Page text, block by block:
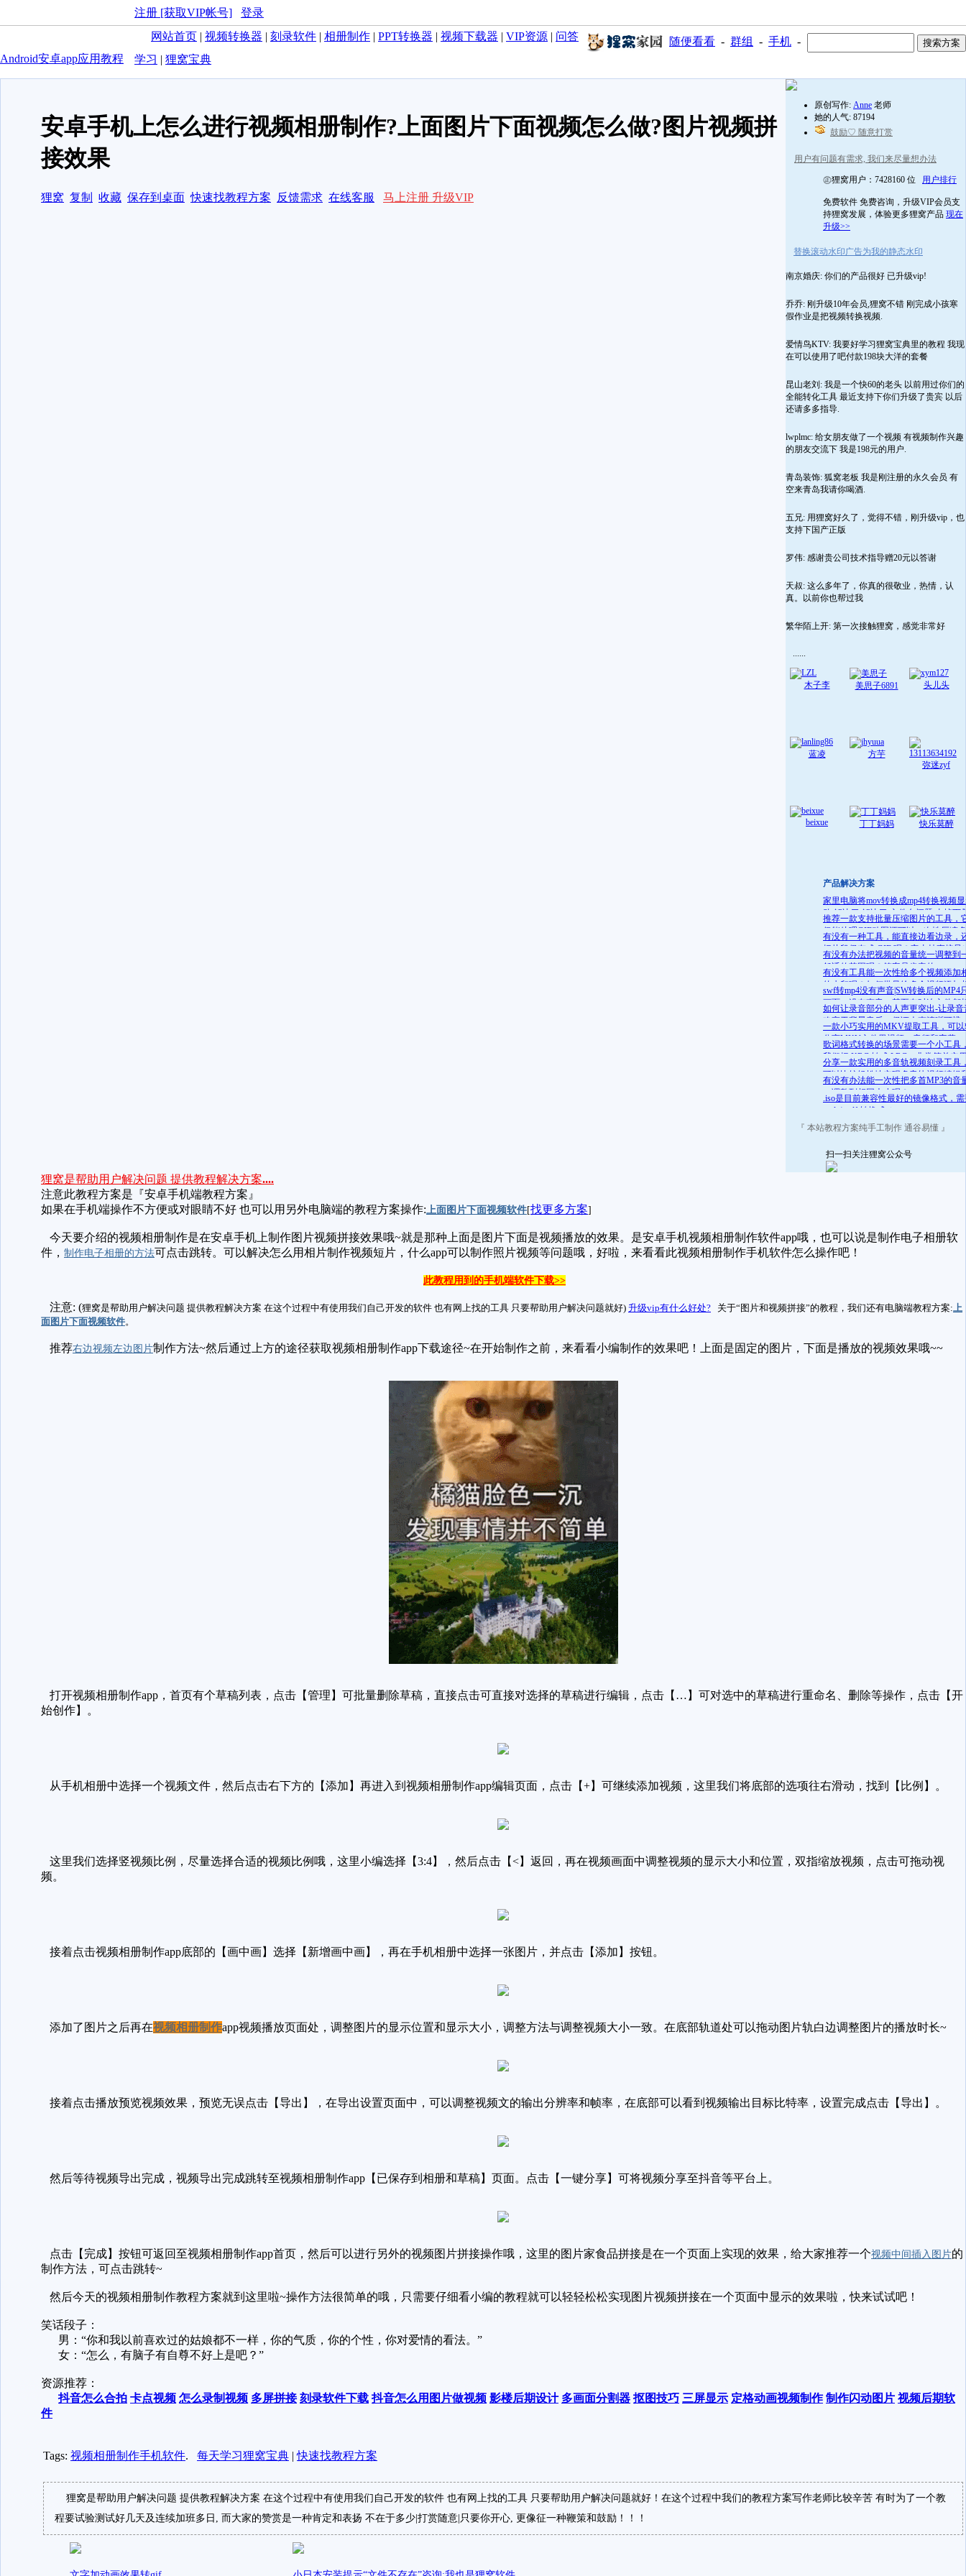
注册 [获取VIP帐号]
登录
网站首页 | 视频转换器 | 刻录软件 | 相册制作 | PPT转换器 | 视频下载器 | VIP资源 | 问答
学习 | 狸窝宝典
随便看看 - 群组 - 手机 -
Android安卓app应用教程
原创写作: Anne 老师
她的人气: 87194
鼓励♡ 随意打赏
用户有问题有需求, 我们来尽量想办法
㊣狸窝用户：7428160 位 用户排行
免费软件 免费咨询，升级VIP会员支
持狸窝发展，体验更多狸窝产品 现在
升级>>
替换滚动水印广告为我的静态水印
南京婚庆: 你们的产品很好 已升级vip!
乔乔: 刚升级10年会员,狸窝不错 刚完成小孩寒
假作业是把视频转换视频.
爱情鸟KTV: 我要好学习狸窝宝典里的教程 我现
在可以使用了吧付款198块大洋的套餐
昆山老刘: 我是一个快60的老头 以前用过你们的
全能转化工具 最近支持下你们升级了贵宾 以后
还请多多指导.
lwplmc: 给女朋友做了一个视频 有视频制作兴趣
的朋友交流下 我是198元的用户.
青岛装饰: 狐窝老板 我是刚注册的永久会员 有
空来青岛我请你喝酒.
五兄: 用狸窝好久了，觉得不错，刚升级vip，也
支持下国产正版
罗伟: 感谢贵公司技术指导赠20元以答谢
天叔: 这么多年了，你真的很敬业，热情，认
真。以前你也帮过我
繁华陌上开: 第一次接触狸窝，感觉非常好
......
木子李 美思子6891 头儿头
蓝凌
方芋
弥迷zyf
beixue 丁丁妈妈 快乐莫醉
产品解决方案
家里电脑将mov转换成mp4转换视频
败 解决了:解决了 文件名问题 去掉下
就可
推荐一款支持批量压缩图片的工具，
仅能处理GIF动图还可以一次性压缩
件
有没有一种工具，能直接边看边录，
把片段保存成 GIF 呢？它支持直接导
GIF 格式，
有没有办法把视频的音量统一调整到
舒适的范围呢？答案是肯定的
有没有工具能一次性给多个视频添加
的水印呢？如何批量给多个视频添加
的水印
swf转mp4没有声音|SW转换后的MP4
画面，没有声音，甚至有时连文件都
开
如何让录音部分的人声更突出-让录音
略高于背景音乐，保证人声清晰可辨
一款小巧实用的MKV提取工具，可
分离MKV文件里视频、音频和字幕
歌词格式转换的场景需要一个小工具
我们把 KRC 转成 LRC，非常简单实
分享一款实用的多音轨视频刻录工具
可以比较轻松地实现多音轨视频编辑
录
有没有办法能一次性把多首MP3的音
一调整到相同大小呢？
.iso是目前兼容性最好的镜像格式，
.mds/.mdf 转换成 .iso
『 本站教程方案纯手工制作 通谷易懂 』
扫一扫关注狸窝公众号
安卓手机上怎么进行视频相册制作?上面图片下面视频怎么做?图片视频拼
接效果
狸窝 复制 收藏 保存到桌面 快速找教程方案 反馈需求 在线客服 马上注册 升级VIP
狸窝是帮助用户解决问题 提供教程解决方案....
注意此教程方案是『安卓手机端教程方案』
如果在手机端操作不方便或对眼睛不好 也可以用另外电脑端的教程方案操作:上面图片下面视频软件[找更多方案]
今天要介绍的视频相册制作是在安卓手机上制作图片视频拼接效果哦~就是那种上面是图片下面是视频播放的效果。是安卓手机视频相册制作软件app哦，也可以说是制作电子相册软
件， 制作电子相册的方法可点击跳转。可以解决怎么用相片制作视频短片，什么app可以制作照片视频等问题哦，好啦，来看看此视频相册制作手机软件怎么操作吧！
此教程用到的手机端软件下载>>
注意: (狸窝是帮助用户解决问题 提供教程解决方案 在这个过程中有使用我们自己开发的软件 也有网上找的工具 只要帮助用户解决问题就好) 升级vip有什么好处? 关于“图片和视频拼接”的教程，我们还有电脑端教程方案:上
面图片下面视频软件。
推荐右边视频左边图片制作方法~然后通过上方的途径获取视频相册制作app下载途径~在开始制作之前，来看看小编制作的效果吧！上面是固定的图片，下面是播放的视频效果哦~~
打开视频相册制作app，首页有个草稿列表，点击【管理】可批量删除草稿，直接点击可直接对选择的草稿进行编辑，点击【…】可对选中的草稿进行重命名、删除等操作，点击【开
始创作】。
从手机相册中选择一个视频文件，然后点击右下方的【添加】再进入到视频相册制作app编辑页面，点击【+】可继续添加视频，这里我们将底部的选项往右滑动，找到【比例】。
这里我们选择竖视频比例，尽量选择合适的视频比例哦，这里小编选择【3:4】，然后点击【<】返回，再在视频画面中调整视频的显示大小和位置，双指缩放视频，点击可拖动视
频。
接着点击视频相册制作app底部的【画中画】选择【新增画中画】，再在手机相册中选择一张图片，并点击【添加】按钮。
添加了图片之后再在视频相册制作app视频播放页面处，调整图片的显示位置和显示大小，调整方法与调整视频大小一致。在底部轨道处可以拖动图片轨白边调整图片的播放时长~
接着点击播放预览视频效果，预览无误点击【导出】，在导出设置页面中，可以调整视频文的输出分辨率和帧率，在底部可以看到视频输出目标比特率，设置完成点击【导出】。
然后等待视频导出完成，视频导出完成跳转至视频相册制作app【已保存到相册和草稿】页面。点击【一键分享】可将视频分享至抖音等平台上。
点击【完成】按钮可返回至视频相册制作app首页，然后可以进行另外的视频图片拼接操作哦，这里的图片家食品拼接是在一个页面上实现的效果，给大家推荐一个视频中间插入图片的
制作方法，可点击跳转~
然后今天的视频相册制作教程方案就到这里啦~操作方法很简单的哦，只需要仔细看小编的教程就可以轻轻松松实现图片视频拼接在一个页面中显示的效果啦，快来试试吧！
笑话段子：
男：“你和我以前喜欢过的姑娘都不一样，你的气质，你的个性，你对爱情的看法。”
女：“怎么，有脑子有自尊不好上是吧？”
资源推荐：
抖音怎么合拍 卡点视频 怎么录制视频 多屏拼接 刻录软件下载 抖音怎么用图片做视频 影楼后期设计 多画面分割器 抠图技巧 三屏显示 定格动画视频制作 制作闪动图片 视频后期软
件
Tags: 视频相册制作手机软件. 每天学习狸窝宝典 |快速找教程方案
狸窝是帮助用户解决问题 提供教程解决方案 在这个过程中有使用我们自己开发的软件 也有网上找的工具 只要帮助用户解决问题就好！在这个过程中我们的教程方案写作老师比较辛苦 有时为了一个教
程要试验测试好几天及连续加班多日, 而大家的赞赏是一种肯定和表扬 不在于多少|打赏随意|只要你开心, 更像征一种鞭策和鼓励！！！